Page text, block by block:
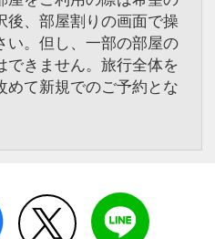
後、部屋割りの画面で操
い。但し、一部の部屋の
できません。旅行全体を
めて新規でのご予約とな